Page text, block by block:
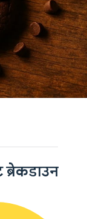
ब्रेकडाउन